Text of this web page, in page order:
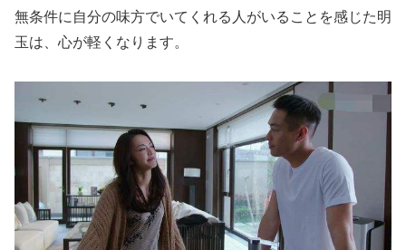
無条件に自分の味方でいてくれる人がいることを感じた明
玉は、心が軽くなります。